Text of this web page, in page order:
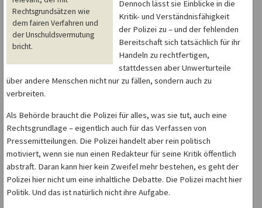
Rechtsgrundsätzen wie
dem fairen Verfahren und
der Unschuldsvermutung
bricht.
Dennoch lässt sie Einblicke in die
Kritik- und Verständnisfähigkeit
der Polizei zu – und der fehlenden
Bereitschaft sich tatsächlich für ihr
Handeln zu rechtfertigen,
stattdessen aber Unwerturteile
über andere Menschen nicht nur zu fällen, sondern auch zu
verbreiten.
Als Behörde braucht die Polizei für alles, was sie tut, auch eine
Rechtsgrundlage – eigentlich auch für das Verfassen von
Pressemitteilungen. Die Polizei handelt aber rein politisch
motiviert, wenn sie nun einen Redakteur für seine Kritik öffentlich
abstraft. Daran kann hier kein Zweifel mehr bestehen, es geht der
Polizei hier nicht um eine inhaltliche Debatte. Die Polizei macht hier
Politik. Und das ist natürlich nicht ihre Aufgabe.